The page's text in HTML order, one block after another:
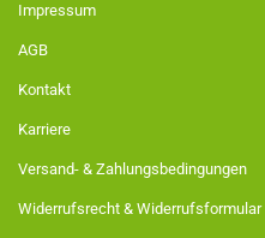
Impressum
AGB
Kontakt
Karriere
Versand- & Zahlungsbedingungen
Widerrufsrecht & Widerrufsformular